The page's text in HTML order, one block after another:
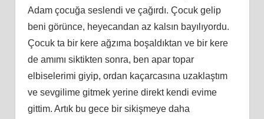
Adam çocuğa seslendi ve çağırdı. Çocuk gelip
beni görünce, heyecandan az kalsın bayılıyordu.
Çocuk ta bir kere ağzıma boşaldıktan ve bir kere
de amımı siktikten sonra, ben apar topar
elbiselerimi giyip, ordan kaçarcasına uzaklaştım
ve sevgilime gitmek yerine direkt kendi evime
gittim. Artık bu gece bir sikişmeye daha